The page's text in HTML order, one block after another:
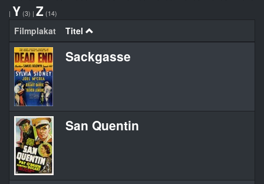
| Y (3) | Z (14)
Filmplakat Titel
Sackgasse
San Quentin